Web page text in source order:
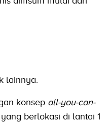
lainnya.
konsep all-you-can-
berlokasi di lantai 1